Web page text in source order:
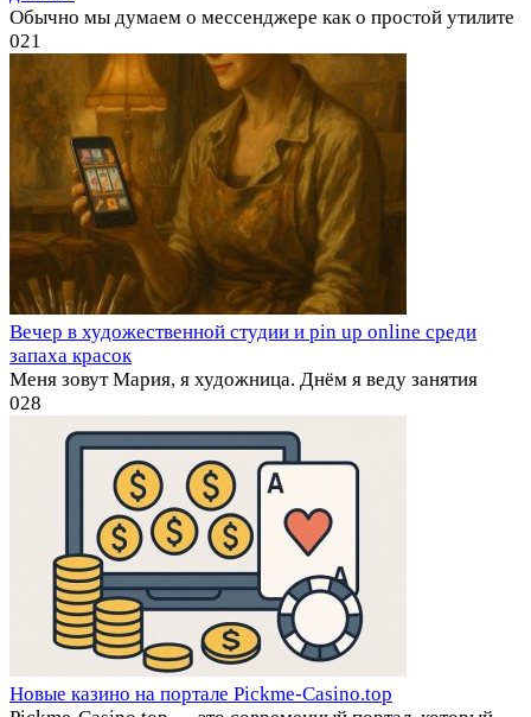
Обычно мы думаем о мессенджере как о простой утилите
021
Вечер в художественной студии и pin up online среди
запаха красок
Меня зовут Мария, я художница. Днём я веду занятия
028
Новые казино на портале Pickme-Casino.top